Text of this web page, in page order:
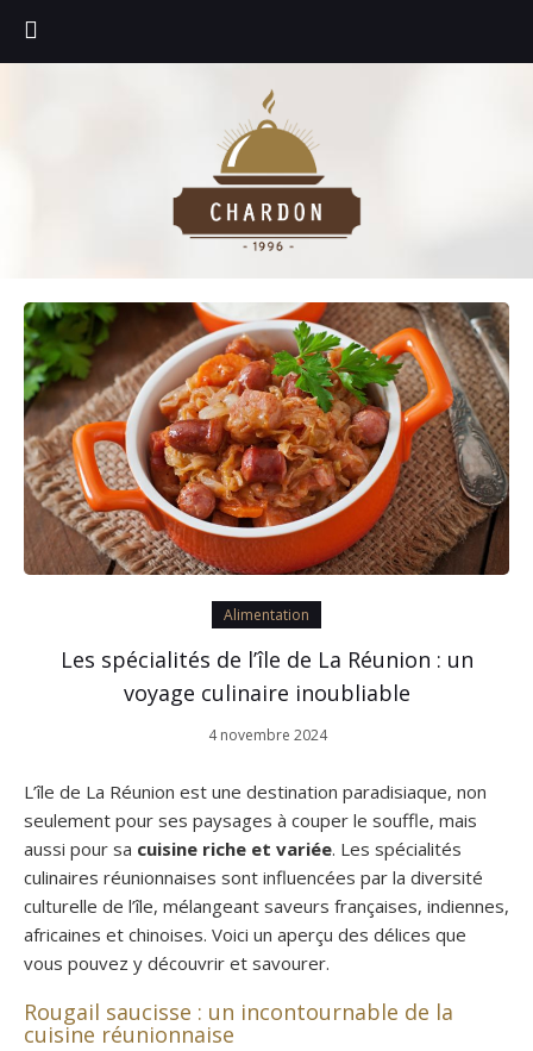
Alimentation
Les spécialités de l’île de La Réunion : un
voyage culinaire inoubliable
4 novembre 2024
L’île de La Réunion est une destination paradisiaque, non
seulement pour ses paysages à couper le souffle, mais
aussi pour sa cuisine riche et variée. Les spécialités
culinaires réunionnaises sont influencées par la diversité
culturelle de l’île, mélangeant saveurs françaises, indiennes,
africaines et chinoises. Voici un aperçu des délices que
vous pouvez y découvrir et savourer.
Rougail saucisse : un incontournable de la
cuisine réunionnaise